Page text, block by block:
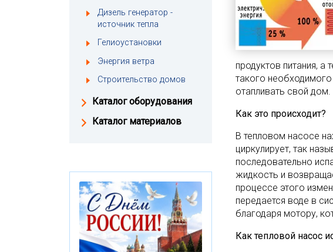
продуктов питания,
такого
отапливать свой дом.
Как это происходит?
В тепловом насосе
циркулирует, так
последовательно
жидкость и
процессе этого
передается воде в
благодаря мотору,
Как тепловой насос
Дизель генератор -
источник тепла
Гелиоустановки
Энергия ветра
Строительство домов
Каталог оборудования
Каталог материалов